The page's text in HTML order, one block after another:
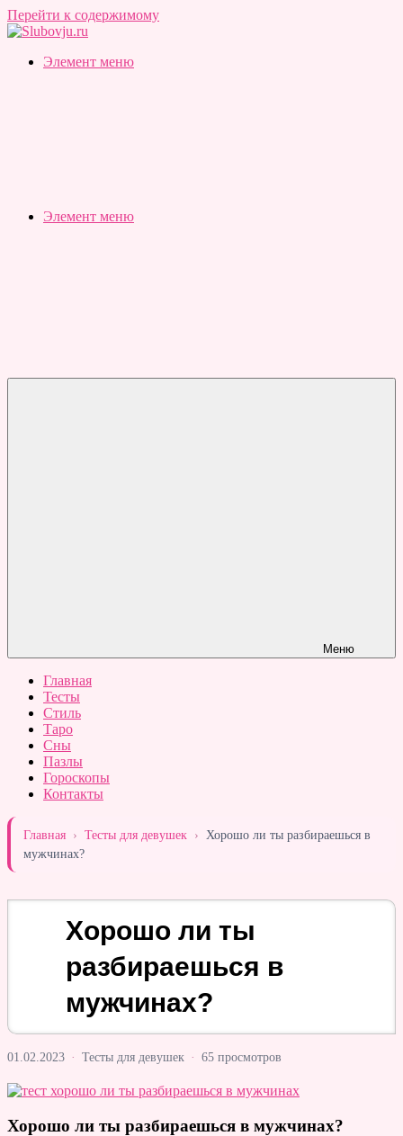
Перейти к содержимому
Slubovju.ru
Бесплатные
Элемент меню
Элемент меню
Меню
Главная
Тесты
Стиль
Таро
Сны
Пазлы
Гороскопы
Контакты
Главная › Тесты для девушек › Хорошо ли ты разбираешься в
мужчинах?
Хорошо ли ты
разбираешься в
мужчинах?
01.02.2023 · Тесты для девушек · 65 просмотров
Хорошо ли ты разбираешься в мужчинах?